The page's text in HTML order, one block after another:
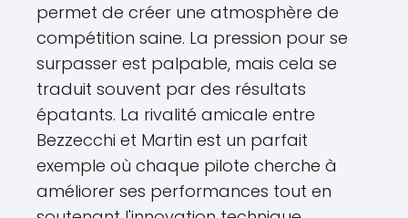
permet de créer une atmosphère de
compétition saine. La pression pour se
surpasser est palpable, mais cela se
traduit souvent par des résultats
épatants. La rivalité amicale entre
Bezzecchi et Martin est un parfait
exemple où chaque pilote cherche à
améliorer ses performances tout en